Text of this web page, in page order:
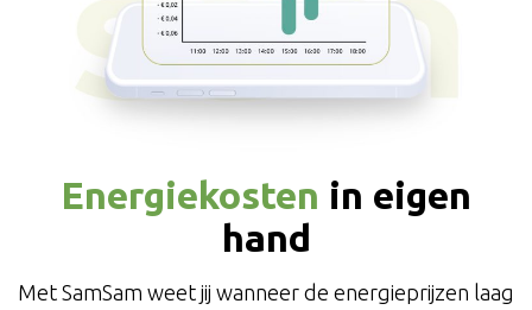
Energiekosten in eigen
hand
Met SamSam weet jij wanneer de energieprijzen laag